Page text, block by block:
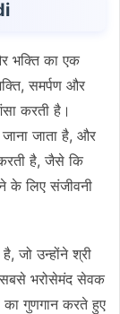
भक्ति का एक
समर्पण और
करती है।
जाता है, और
है, जैसे कि
के लिए संजीवनी
जो उन्होंने श्री
सबसे भरोसेमंद सेवक
गुणगान करते हुए